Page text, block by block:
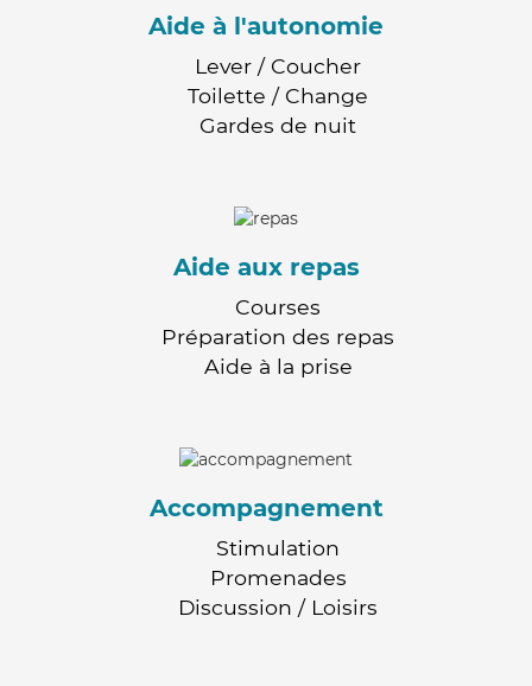
Aide à l'autonomie
Lever / Coucher
Toilette / Change
Gardes de nuit
Aide aux repas
Courses
Préparation des repas
Aide à la prise
Accompagnement
Stimulation
Promenades
Discussion / Loisirs